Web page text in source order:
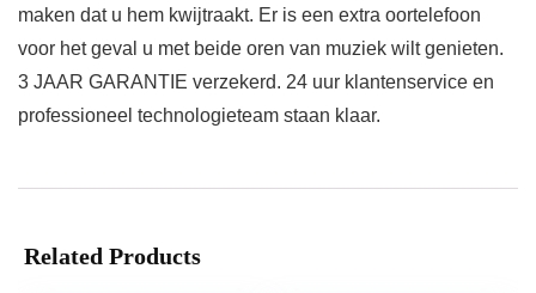
maken dat u hem kwijtraakt. Er is een extra oortelefoon
voor het geval u met beide oren van muziek wilt genieten.
3 JAAR GARANTIE verzekerd. 24 uur klantenservice en
professioneel technologieteam staan klaar.
Related Products